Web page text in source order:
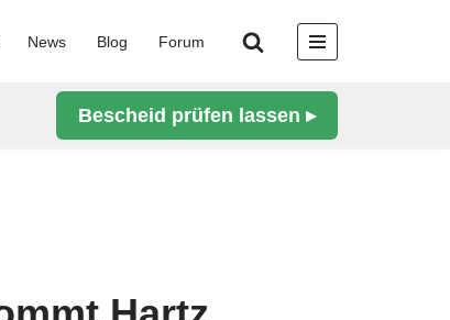
News Blog Forum
Bescheid prüfen lassen ▸